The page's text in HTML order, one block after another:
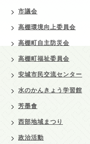
市議会
高棚環境向上委員会
高棚町自主防災会
高棚町福祉委員会
安城市民交流センター
水のかんきょう学習館
芳墨會
西部地域まつり
政治活動